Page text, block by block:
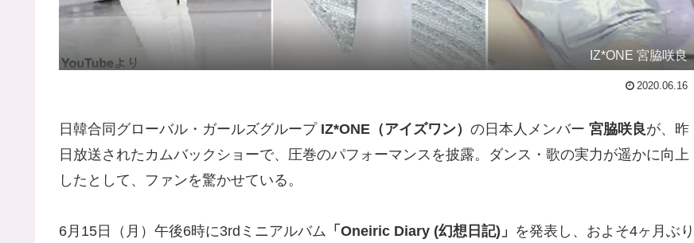
IZ*ONE 宮脇咲良
2020.06.16
日韓合同グローバル・ガールズグループ IZ*ONE（アイズワン） の日本人メンバー 宮脇咲良が、昨
日放送されたカムバックショーで、圧巻のパフォーマンスを披露。ダンス・歌の実力が遥かに向上
したとして、ファンを驚かせている。
6月15日（月）午後6時に3rdミニアルバム 「Oneiric Diary (幻想日記)」 を発表し、およそ4ヶ月ぶり